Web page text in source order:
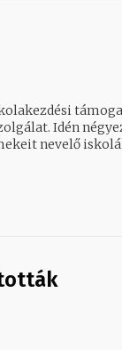
Idén
nevelő